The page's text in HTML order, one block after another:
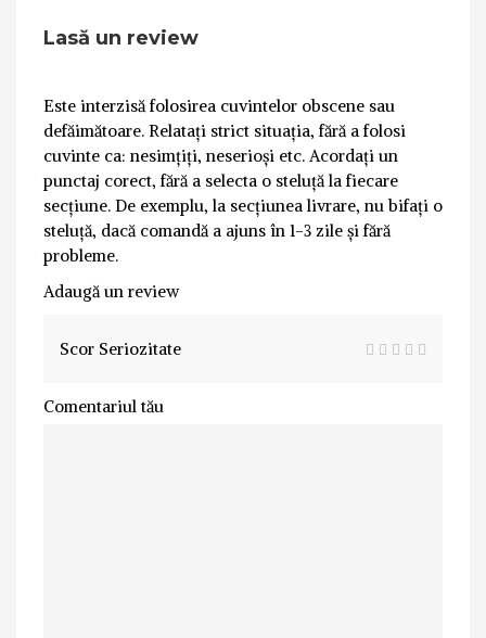
Lasă un review
Este interzisă folosirea cuvintelor obscene sau
defăimătoare. Relatați strict situația, fără a folosi
cuvinte ca: nesimțiți, neserioși etc. Acordați un
punctaj corect, fără a selecta o steluță la fiecare
secțiune. De exemplu, la secțiunea livrare, nu bifați o
steluță, dacă comandă a ajuns în 1-3 zile și fără
probleme.
Adaugă un review
Scor Seriozitate
Comentariul tău